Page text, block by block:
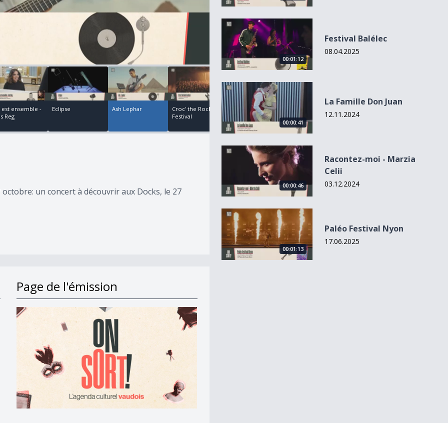
est ensemble -
Reg
Eclipse
00:00:50
Ash Lephar
Croc' the Rock
Festival
00:00:51
Festival
JazzContreBand
00:00:59
Mais aussi...
un concert à découvrir aux Docks, le 27
Page de l'émission
Festival Balélec
00:01:12
Festival Balélec
08.04.2025
La Famille Don Juan
00:00:41
La Famille Don Juan
12.11.2024
Racontez-moi - Marzia Celii
00:00:46
Racontez-moi - Marzia
Celii
03.12.2024
Paléo Festival Nyon
00:01:13
Paléo Festival Nyon
17.06.2025